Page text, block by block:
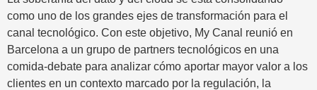
como uno de los grandes ejes de transformación para el
canal tecnológico. Con este objetivo, My Canal reunió en
Barcelona a un grupo de partners tecnológicos en una
comida-debate para analizar cómo aportar mayor valor a los
clientes en un contexto marcado por la regulación, la